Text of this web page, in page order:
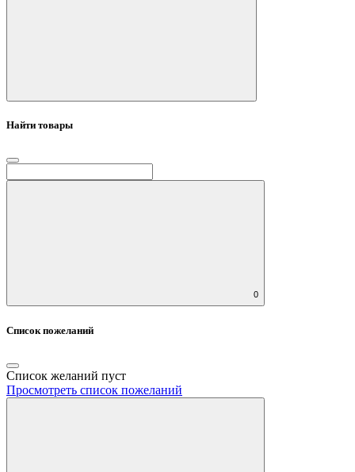
Найти товары
0
Список пожеланий
Список желаний пуст
Просмотреть список пожеланий